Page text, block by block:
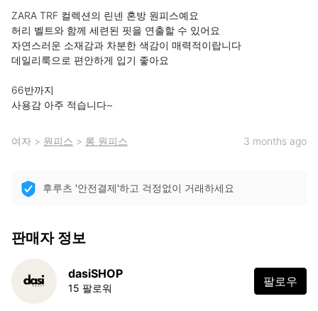
ZARA TRF 컬렉션의 린넨 혼방 원피스예요
허리 벨트와 함께 세련된 핏을 연출할 수 있어요
자연스러운 소재감과 차분한 색감이 매력적이랍니다
데일리룩으로 편안하게 입기 좋아요
66반까지
사용감 아주 적습니다~
여자 > 원피스 > 롱 원피스 3 months ago
후루츠 '안전결제'하고 걱정없이 거래하세요
판매자 정보
dasiSHOP
15 팔로워 팔로우